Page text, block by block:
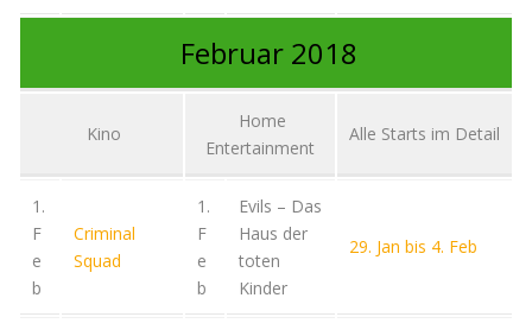
Februar 2018
Kino
Home
Entertainment
Alle Starts im Detail
1.
F
e
b
Criminal
Squad
1.
F
e
b
Evils – Das
Haus der
toten
Kinder
29. Jan bis 4. Feb